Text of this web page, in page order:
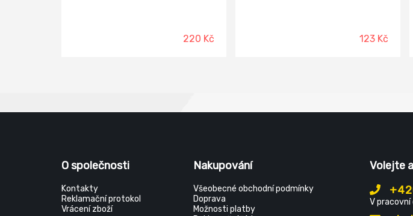
220 Kč 123 Kč
O společnosti
Kontakty
Reklamační protokol
Vrácení zboží
Nakupování
Všeobecné obchodní podmínky
Doprava
Možnosti platby
Volejte
V pracovní